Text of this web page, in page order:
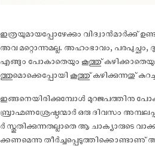
ഇത്രയുമായപ്പോഴേക്കും വിദ്വാൻമാർക്കു്
അവ മറ്റൊന്നുമല്ല. അഹംഭാവം,
എങ്ങും പോകാതെയും കൂത്തു്
ത്തുമൊക്കെപ്പോയി കൂത്തു് കഴിക്കുന്നതു്
ഇങ്ങനെയിരിക്കുമ്പോൾ മുറജപത്തിനു
ബ്രാഹ്മണശ്രേഷ്ഠന്മാർ ഒരു ദിവസം
ർ സ്തുതിക്കുന്നതല്ലാതെ ആ ചാക്യാരുടെ
ക്കണമെന്നു തീർച്ചപ്പെടുത്തിക്കൊണ്ടാണു്